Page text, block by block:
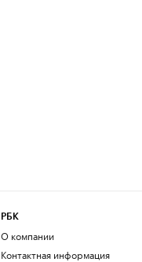
РБК
О компании
Контактная информация